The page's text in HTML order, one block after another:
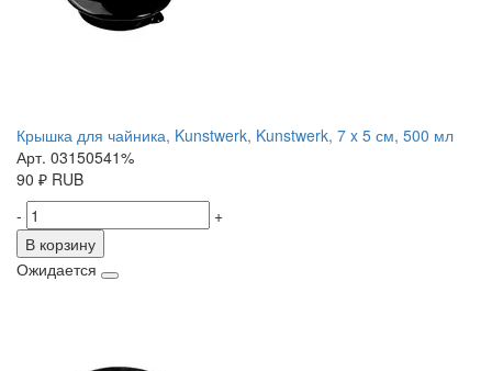
Крышка для чайника, Kunstwerk, Kunstwerk, 7 x 5 см, 500 мл
Арт. 03150541%
90 ₽ RUB
-
+
В корзину
Ожидается